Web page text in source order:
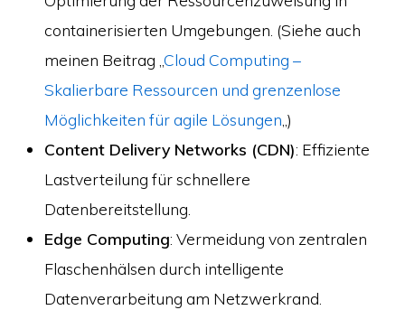
containerisierten Umgebungen. (Siehe auch
meinen Beitrag „ Cloud Computing –
Skalierbare Ressourcen und grenzenlose
Möglichkeiten für agile Lösungen „)
Content Delivery Networks (CDN): Effiziente
Lastverteilung für schnellere
Datenbereitstellung.
Edge Computing: Vermeidung von zentralen
Flaschenhälsen durch intelligente
Datenverarbeitung am Netzwerkrand.